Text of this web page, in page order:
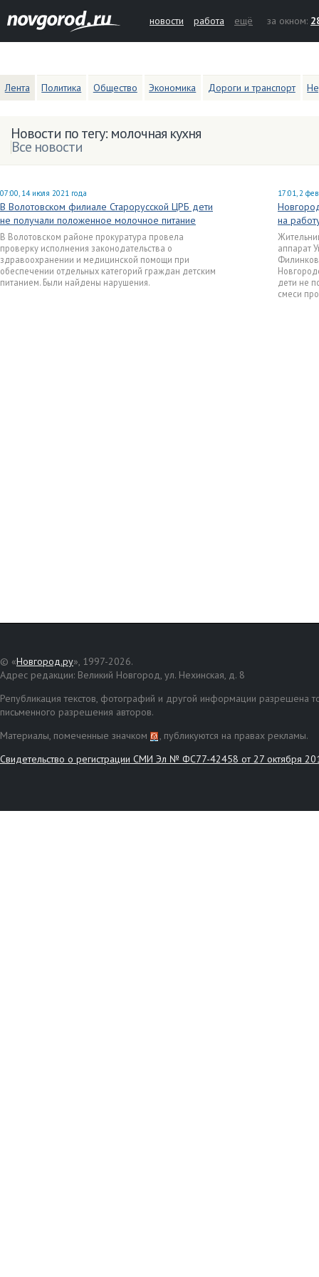
новости работа ещё за окном:
Лента Политика Общество Экономика Дороги и транспорт
Новости по тегу: молочная кухня
Все новости
07:00, 14 июля 2021 года
В Волотовском филиале Старорусской ЦРБ дети
не получали положенное молочное питание
В Волотовском районе прокуратура провела
проверку исполнения законодательства о
здравоохранении и медицинской помощи при
обеспечении отдельных категорий граждан детским
питанием. Были найдены нарушения.
17:01, 2
на
аппарат
дети не
смеси
© «Новгород.ру», 1997-2026.
Адрес редакции: Великий Новгород, ул. Нехинская, д. 8
Републикация текстов, фотографий и другой информации разрешена
письменного разрешения авторов.
Материалы, помеченные значком
, публикуются на правах рекламы.
Свидетельство о регистрации СМИ Эл № ФС77-42458 от 27 октября